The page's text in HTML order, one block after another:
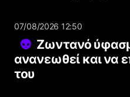
07/08/2026 12:50
Ζωντανό
ανανεωθεί και να
του